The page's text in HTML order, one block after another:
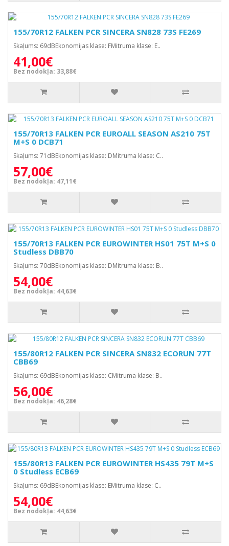
155/70R12 FALKEN PCR SINCERA SN828 73S FE269
Skaļums: 69dBEkonomijas klase: FMitruma klase: E..
41,00€
Bez nodokļa: 33,88€
155/70R13 FALKEN PCR EUROALL SEASON AS210 75T
M+S 0 DCB71
Skaļums: 71dBEkonomijas klase: DMitruma klase: C..
57,00€
Bez nodokļa: 47,11€
155/70R13 FALKEN PCR EUROWINTER HS01 75T M+S 0
Studless DBB70
Skaļums: 70dBEkonomijas klase: DMitruma klase: B..
54,00€
Bez nodokļa: 44,63€
155/80R12 FALKEN PCR SINCERA SN832 ECORUN 77T
CBB69
Skaļums: 69dBEkonomijas klase: CMitruma klase: B..
56,00€
Bez nodokļa: 46,28€
155/80R13 FALKEN PCR EUROWINTER HS435 79T M+S
0 Studless ECB69
Skaļums: 69dBEkonomijas klase: EMitruma klase: C..
54,00€
Bez nodokļa: 44,63€